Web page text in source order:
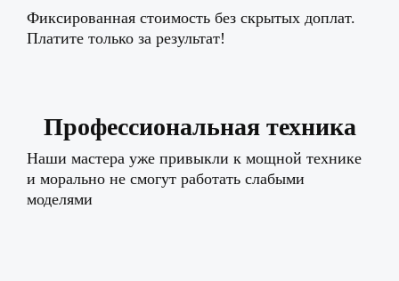
Фиксированная стоимость без скрытых доплат.
Платите только за результат!
Профессиональная техника
Наши мастера уже привыкли к мощной технике
и морально не смогут работать слабыми
моделями